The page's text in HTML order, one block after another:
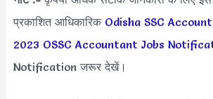
प्रकाशित आधिकारिक Odisha SSC
2023 OSSC Accountant Jobs
Notification जरूर देखें।